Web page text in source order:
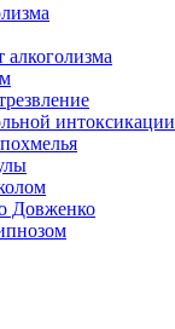
алкоголизма
интоксикации
Довженко